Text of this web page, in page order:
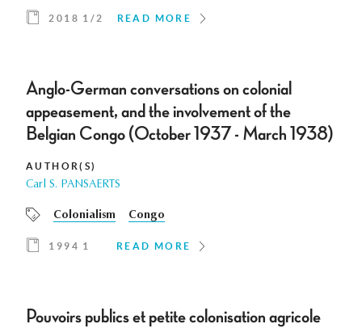
2018 1/2 READ MORE
Anglo-German conversations on colonial
appeasement, and the involvement of the
Belgian Congo (October 1937 - March 1938)
AUTHOR(S)
Carl S. PANSAERTS
Colonialism Congo
1994 1 READ MORE
Pouvoirs publics et petite colonisation agricole